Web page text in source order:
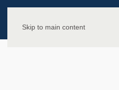
Skip to main content